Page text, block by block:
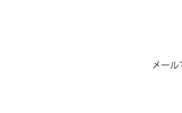
メー